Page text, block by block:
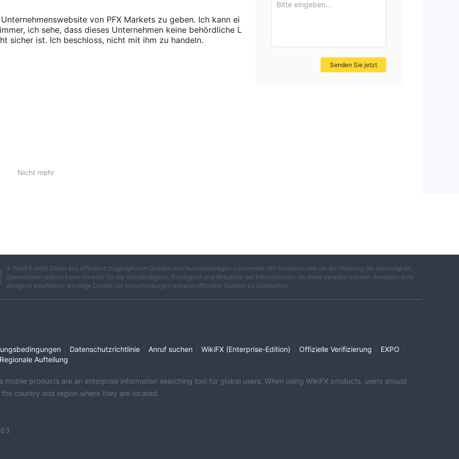
und Investieren.
von 5.000 US-Dollar und bietet eine grundlegende
erfahrene Händler geeignet ist.
Vorteile suchen.
von 25.000 US-Dollar und ist für erfahrene Händler konzipiert,
für seine Kontotypen an, um den Vorlieben der Händler
Spreadsund bietet eine Grundpreisoption für Händler. Wenn
Händler Zugang zu
Konto die
um Unterstützung oder Anfragen über die bereitgestellten
per E-Mail können Händler PFX Markets unter
Auswahl an Handelsinstrumenten und Kontotypen sowie weit
von PFX Markets zu geben. Ich kann ei
ich sehe, dass dieses Unternehmen keine behördliche L
sicher ist. Ich beschloss, nicht mit ihm zu handeln.
Nicht mehr
Bitte eingeben...
Senden Sie jetzt
※ WikiFX stellt Daten aus öffentlich zugänglichen Quellen und Nutzerbeiträgen zusammen. Wir bemühen uns um die Wahrung der Genauigkeit,
übernehmen jedoch keine Gewähr für die Vollständigkeit, Richtigkeit und Aktualität der Informationen, da diese veralten können. Anlegern wird
dringend empfohlen, wichtige Details vor Entscheidungen anhand offizieller Quellen zu überprüfen.
Datenschutzrichtlinie Anruf suchen WikiFX (Enterprise-Edition) Offizielle Verifizierung EXPO
Regionale Aufteilung
mobile products are an enterprise information searching tool for global users. When using WikiFX products, users should
country and region where they are located.